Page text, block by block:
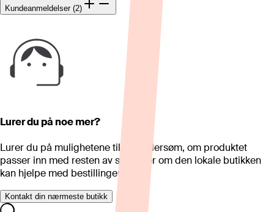
Kundeanmeldelser (2)
Lurer du på noe mer?
Lurer du på mulighetene til skreddersøm, om produktet
passer inn med resten av stua eller om den lokale butikken
kan hjelpe med bestillingen?
Kontakt din nærmeste butikk